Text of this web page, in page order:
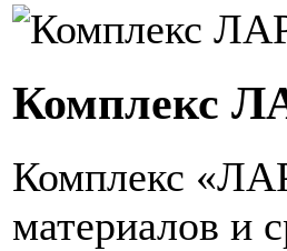
Комплекс
Комплекс
материалов и